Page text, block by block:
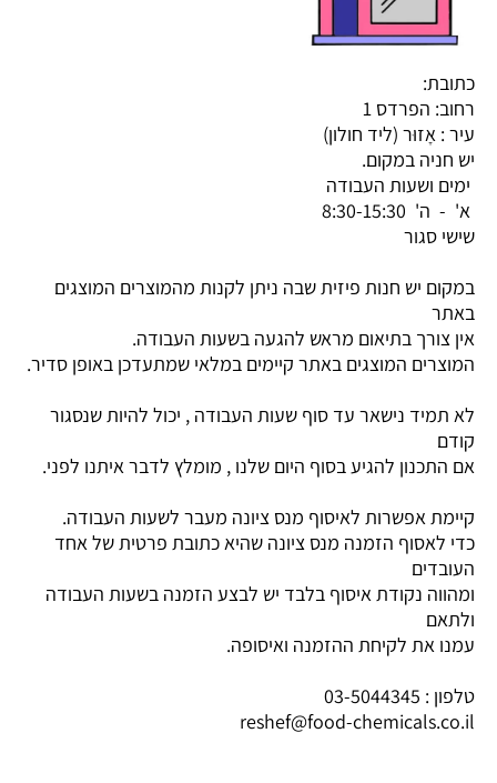
כתובת:
רחוב: הפרדס 1
עיר : אָזוּר (ליד חולון)
יש חניה במקום.
ימים ושעות העבודה
א' - ה' 8:30-15:30
שישי סגור
במקום יש חנות פיזית שבה ניתן לקנות מהמוצרים המוצגים
באתר
אין צורך בתיאום מראש להגעה בשעות העבודה.
המוצרים המוצגים באתר קיימים במלאי שמתעדכן באופן סדיר.
לא תמיד נישאר עד סוף שעות העבודה , יכול להיות שנסגור
קודם
אם התכנון להגיע בסוף היום שלנו , מומלץ לדבר איתנו לפני.
קיימת אפשרות לאיסוף מנס ציונה מעבר לשעות העבודה.
כדי לאסוף הזמנה מנס ציונה שהיא כתובת פרטית של אחד
העובדים
ומהווה נקודת איסוף בלבד יש לבצע הזמנה בשעות העבודה
ולתאם
עמנו את לקיחת ההזמנה ואיסופה.
טלפון : 03-5044345
reshef@food-chemicals.co.il